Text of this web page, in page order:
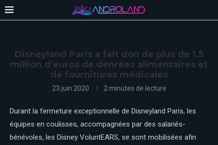
Disneyland Paris a fait don de plus de 1.5
million d’euros de denrées alimentaires et
de fournitures médicales
23 juin 2020 2 minutes de lecture
Durant la fermeture exceptionnelle de Disneyland Paris, les
équipes en coulisses, accompagnées par des salariés-
bénévoles, les Disney VoluntEARS, se sont mobilisées afin